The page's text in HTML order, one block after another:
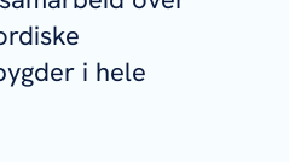
i hele